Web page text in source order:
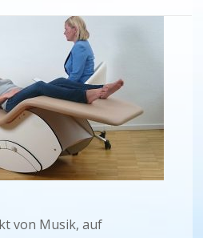
von Musik, auf